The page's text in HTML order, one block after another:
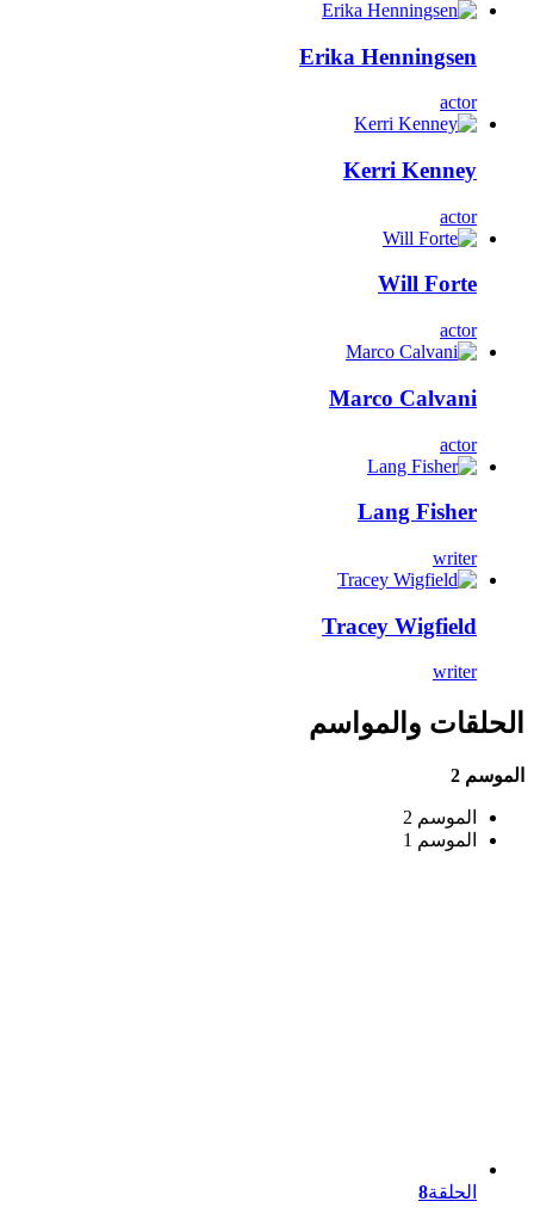
Erika Henningsen
actor
Kerri Kenney
actor
Will Forte
actor
Marco Calvani
actor
Lang Fisher
writer
Tracey Wigfield
writer
الحلقات والمواسم
الموسم 2
الموسم 2
الموسم 1
الحلقة8